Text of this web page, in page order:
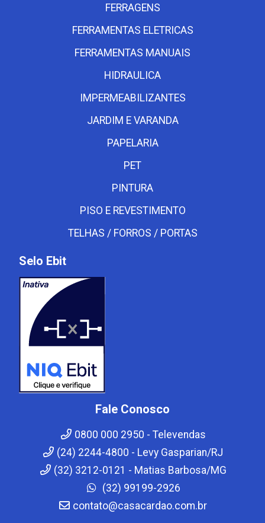
FERRAGENS
FERRAMENTAS ELETRICAS
FERRAMENTAS MANUAIS
HIDRAULICA
IMPERMEABILIZANTES
JARDIM E VARANDA
PAPELARIA
PET
PINTURA
PISO E REVESTIMENTO
TELHAS / FORROS / PORTAS
Selo Ebit
Fale Conosco
0800 000 2950 - Televendas
(24) 2244-4800 - Levy Gasparian/RJ
(32) 3212-0121 - Matias Barbosa/MG
(32) 99199-2926
contato@casacardao.com.br